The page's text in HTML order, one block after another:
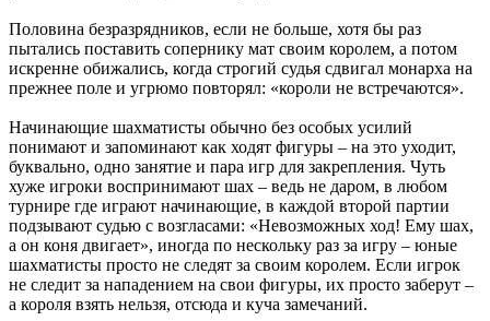
Половина безразрядников, если не больше, хотя бы раз
пытались поставить сопернику мат своим королем, а потом
искренне обижались, когда строгий судья сдвигал монарха на
прежнее поле и угрюмо повторял: «короли не встречаются».
Начинающие шахматисты обычно без особых усилий
понимают и запоминают как ходят фигуры – на это уходит,
буквально, одно занятие и пара игр для закрепления. Чуть
хуже игроки воспринимают шах – ведь не даром, в любом
турнире где играют начинающие, в каждой второй партии
подзывают судью с возгласами: «Невозможных ход! Ему шах,
а он коня двигает», иногда по нескольку раз за игру – юные
шахматисты просто не следят за своим королем. Если игрок
не следит за нападением на свои фигуры, их просто заберут –
а короля взять нельзя, отсюда и куча замечаний.